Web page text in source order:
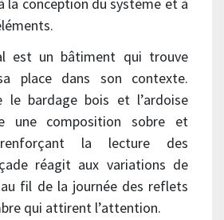
est un bâtiment qui trouve
place dans son contexte.
le bardage bois et l’ardoise
une composition sobre et
renforçant la lecture des
réagit aux variations de
fil de la journée des reflets
qui attirent l’attention.